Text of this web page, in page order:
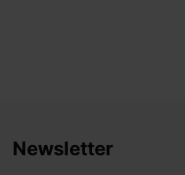
Newsletter